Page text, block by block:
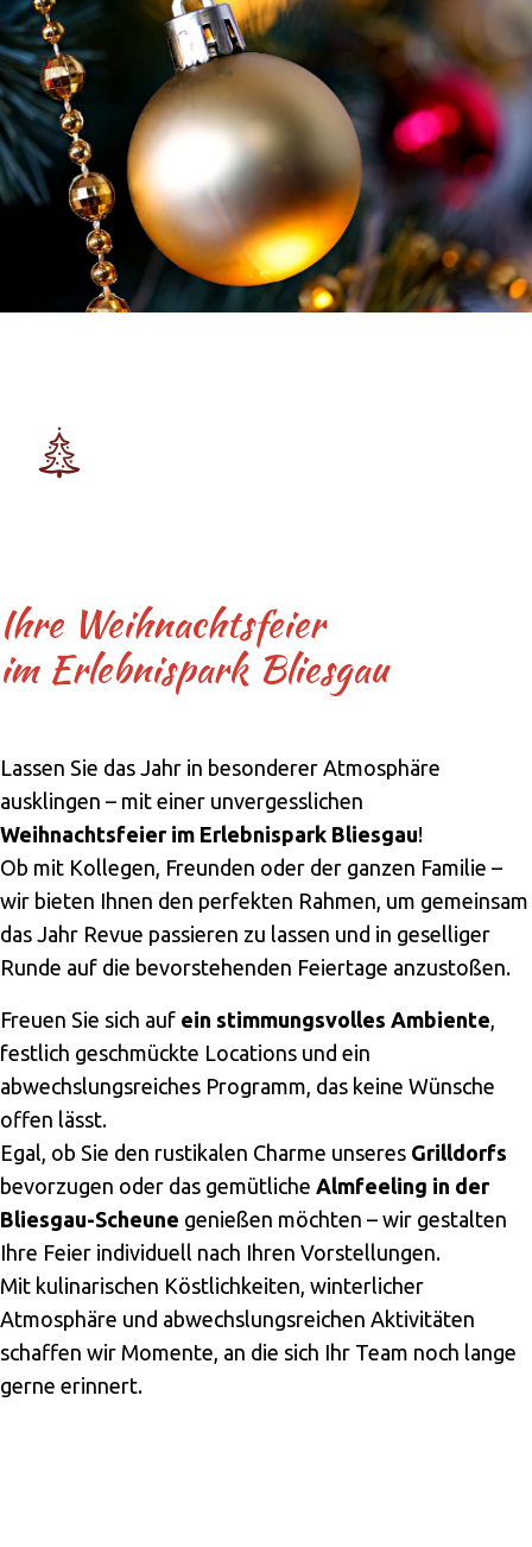
Ihre Weihnachtsfeier
im Erlebnispark Bliesgau
Lassen Sie das Jahr in besonderer Atmosphäre
ausklingen – mit einer unvergesslichen
Weihnachtsfeier im Erlebnispark Bliesgau!
Ob mit Kollegen, Freunden oder der ganzen Familie –
wir bieten Ihnen den perfekten Rahmen, um gemeinsam
das Jahr Revue passieren zu lassen und in geselliger
Runde auf die bevorstehenden Feiertage anzustoßen.
Freuen Sie sich auf ein stimmungsvolles Ambiente
festlich geschmückte Locations und ein
abwechslungsreiches Programm, das keine Wünsche
offen lässt.
Egal, ob Sie den rustikalen Charme unseres Grilldorfs
bevorzugen oder das gemütliche Almfeeling in der
Bliesgau-Scheune genießen möchten – wir gestalten
Ihre Feier individuell nach Ihren Vorstellungen.
Mit kulinarischen Köstlichkeiten, winterlicher
Atmosphäre und abwechslungsreichen Aktivitäten
schaffen wir Momente, an die sich Ihr Team noch lange
gerne erinnert.